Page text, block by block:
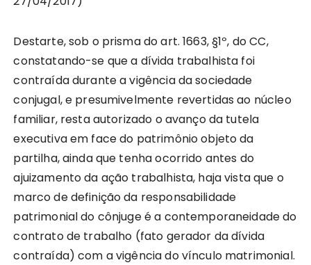
Destarte, sob o prisma do art. 1663, §1º, do CC,
constatando-se que a dívida trabalhista foi
contraída durante a vigência da sociedade
conjugal, e presumivelmente revertidas ao núcleo
familiar, resta autorizado o avanço da tutela
executiva em face do patrimônio objeto da
partilha, ainda que tenha ocorrido antes do
ajuizamento da ação trabalhista, haja vista que o
marco de definição da responsabilidade
patrimonial do cônjuge é a contemporaneidade do
contrato de trabalho (fato gerador da dívida
contraída) com a vigência do vínculo matrimonial.